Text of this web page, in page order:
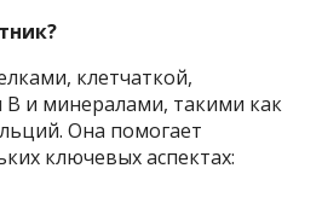
клетчаткой,
и минералами, такими как
Она помогает
ключевых аспектах: